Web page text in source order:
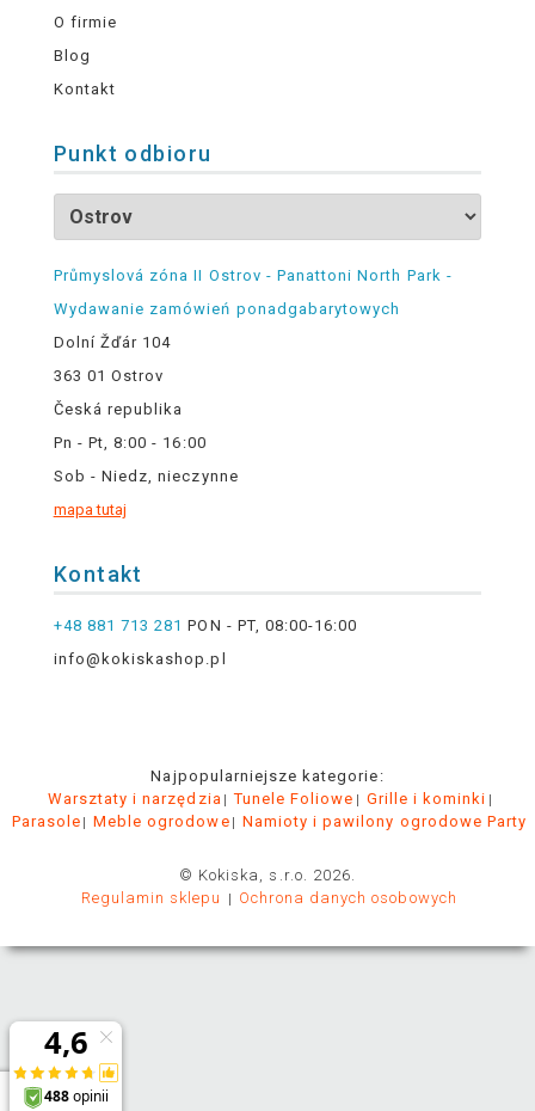
O firmie
Blog
Kontakt
Punkt odbioru
Průmyslová zóna II Ostrov - Panattoni North Park -
Wydawanie zamówień ponadgabarytowych
Dolní Žďár 104
363 01 Ostrov
Česká republika
Pn - Pt, 8:00 - 16:00
Sob - Niedz, nieczynne
mapa tutaj
Kontakt
+48 881 713 281 PON - PT, 08:00-16:00
info@kokiskashop.pl
Najpopularniejsze kategorie:
Warsztaty i narzędzia
Tunele Foliowe
Grille i kominki
Parasole
Meble ogrodowe Namioty i pawilony ogrodowe Party
© Kokiska, s.r.o. 2026.
Regulamin sklepu
Ochrona danych osobowych